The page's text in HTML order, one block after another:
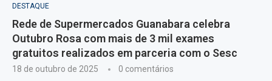
DESTAQUE
Rede de Supermercados Guanabara celebra
Outubro Rosa com mais de 3 mil exames
gratuitos realizados em parceria com o Sesc
18 de outubro de 2025 0 comentários